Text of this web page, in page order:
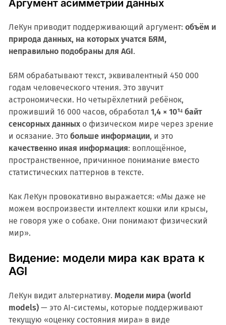
Аргумент асимметрии данных
ЛеКун приводит поддерживающий аргумент: объём и
природа данных, на которых учатся БЯМ,
неправильно подобраны для AGI.
БЯМ обрабатывают текст, эквивалентный 450 000
годам человеческого чтения. Это звучит
астрономически. Но четырёхлетний ребёнок,
проживший 16 000 часов, обработал 1,4 × 10¹⁴ байт
сенсорных данныхо физическом мире через зрение
и осязание. Это больше информации, и это
качественно иная информация: воплощённое,
пространственное, причинное понимание вместо
статистических паттернов в тексте.
Как ЛеКун провокативно выражается: «Мы даже не
можем воспроизвести интеллект кошки или крысы,
не говоря уже о собаке. Они понимают физический
мир».
Видение: модели мира как врата к
AGI
ЛеКун видит альтернативу. Модели мира (world
models)— это AI-системы, которые поддерживают
текущую «оценку состояния мира» в виде